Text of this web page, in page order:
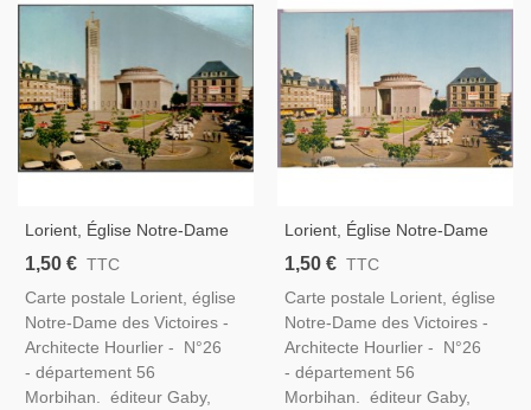
Lorient, Église Notre-Dame
Des Victoires, Carte Postale
Bretagne,
1,50 € TTC
Carte postale Lorient, église
Notre-Dame des Victoires -
Architecte Hourlier - N°26
- département 56
Morbihan. éditeur Gaby,
Lorient, Église Notre-Dame
Des Victoires, Carte Postale
Bretagne,
1,50 € TTC
Carte postale Lorient, église
Notre-Dame des Victoires -
Architecte Hourlier - N°26
- département 56
Morbihan. éditeur Gaby,